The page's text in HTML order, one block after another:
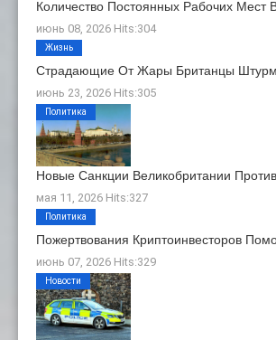
Количество Постоянных Рабочих
июнь 08, 2026 Hits:304
Страдающие От Жары Британцы
июнь 23, 2026 Hits:305
Жизнь
Новые Санкции Великобритании
мая 11, 2026 Hits:327
Политика
Пожертвования Криптоинвесторов
июнь 07, 2026 Hits:329
Политика
Новости